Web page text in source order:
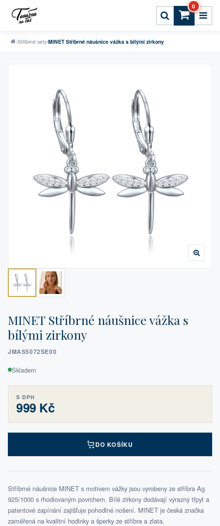
0
›Stříbrné sety›MINET Stříbrné náušnice vážka s bílými zirkony
MINET Stříbrné náušnice vážka s
bílými zirkony
JMAS5072SE00
Skladem
S DPH
999 Kč
DO KOŠÍKU
Stříbrné náušnice MINET s motivem vážky jsou vyrobeny ze stříbra Ag
925/1000 s rhodiovaným povrchem. Bílé zirkony dodávají výrazný třpyt a
patentové zapínání zajišťuje pohodlné nošení. MINET je česká značka
zaměřená na kvalitní hodinky a šperky ze stříbra a zlata.